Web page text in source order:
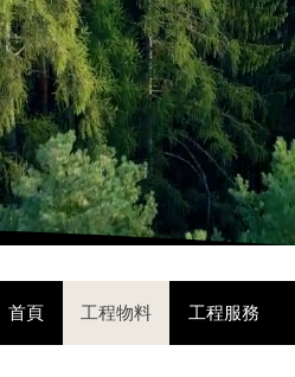
首頁 工程物料 工程服務